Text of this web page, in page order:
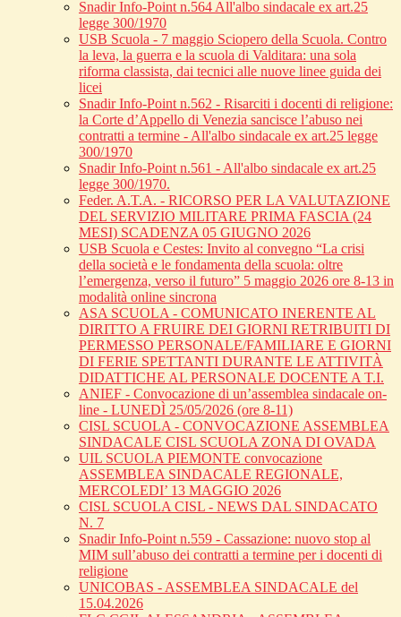
Snadir Info-Point n.564 All'albo sindacale ex art.25
legge 300/1970
USB Scuola - 7 maggio Sciopero della Scuola. Contro
la leva, la guerra e la scuola di Valditara: una sola
riforma classista, dai tecnici alle nuove linee guida dei
licei
Snadir Info-Point n.562 - Risarciti i docenti di religione:
la Corte d’Appello di Venezia sancisce l’abuso nei
contratti a termine - All'albo sindacale ex art.25 legge
300/1970
Snadir Info-Point n.561 - All'albo sindacale ex art.25
legge 300/1970.
Feder. A.T.A. - RICORSO PER LA VALUTAZIONE
DEL SERVIZIO MILITARE PRIMA FASCIA (24
MESI) SCADENZA 05 GIUGNO 2026
USB Scuola e Cestes: Invito al convegno “La crisi
della società e le fondamenta della scuola: oltre
l’emergenza, verso il futuro” 5 maggio 2026 ore 8-13 in
modalità online sincrona
ASA SCUOLA - COMUNICATO INERENTE AL
DIRITTO A FRUIRE DEI GIORNI RETRIBUITI DI
PERMESSO PERSONALE/FAMILIARE E GIORNI
DI FERIE SPETTANTI DURANTE LE ATTIVITÀ
DIDATTICHE AL PERSONALE DOCENTE A T.I.
ANIEF - Convocazione di un’assemblea sindacale on-
line - LUNEDÌ 25/05/2026 (ore 8-11)
CISL SCUOLA - CONVOCAZIONE ASSEMBLEA
SINDACALE CISL SCUOLA ZONA DI OVADA
UIL SCUOLA PIEMONTE convocazione
ASSEMBLEA SINDACALE REGIONALE,
MERCOLEDI’ 13 MAGGIO 2026
CISL SCUOLA CISL - NEWS DAL SINDACATO
N. 7
Snadir Info-Point n.559 - Cassazione: nuovo stop al
MIM sull’abuso dei contratti a termine per i docenti di
religione
UNICOBAS - ASSEMBLEA SINDACALE del
15.04.2026